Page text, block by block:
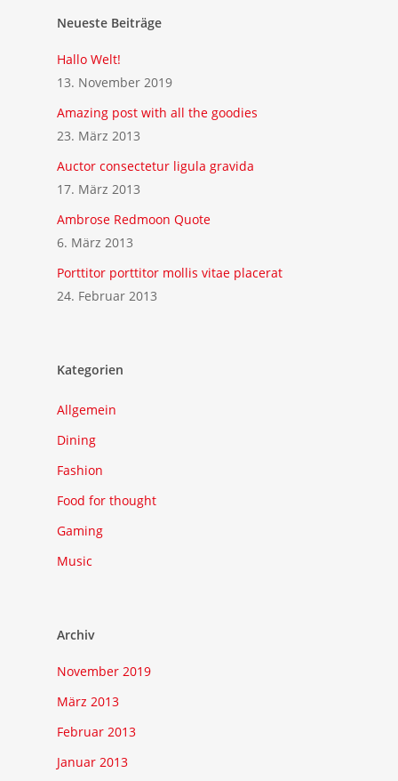
Neueste Beiträge
Hallo Welt!
13. November 2019
Amazing post with all the goodies
23. März 2013
Auctor consectetur ligula gravida
17. März 2013
Ambrose Redmoon Quote
6. März 2013
Porttitor porttitor mollis vitae placerat
24. Februar 2013
Kategorien
Allgemein
Dining
Fashion
Food for thought
Gaming
Music
Archiv
November 2019
März 2013
Februar 2013
Januar 2013